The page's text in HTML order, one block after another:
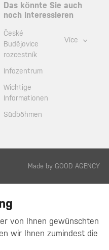
Das könnte Sie auch
noch interessieren
České
Budějovice
rozcestník
Infozentrum
Wichtige
Informationen
Südböhmen
Více
Made by GOOD AGENCY
von Ihnen gewünschten
wir Ihnen zumindest die